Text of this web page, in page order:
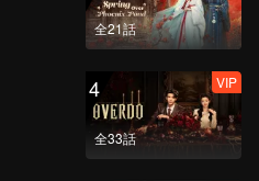
全21話
4
全33話
VIP